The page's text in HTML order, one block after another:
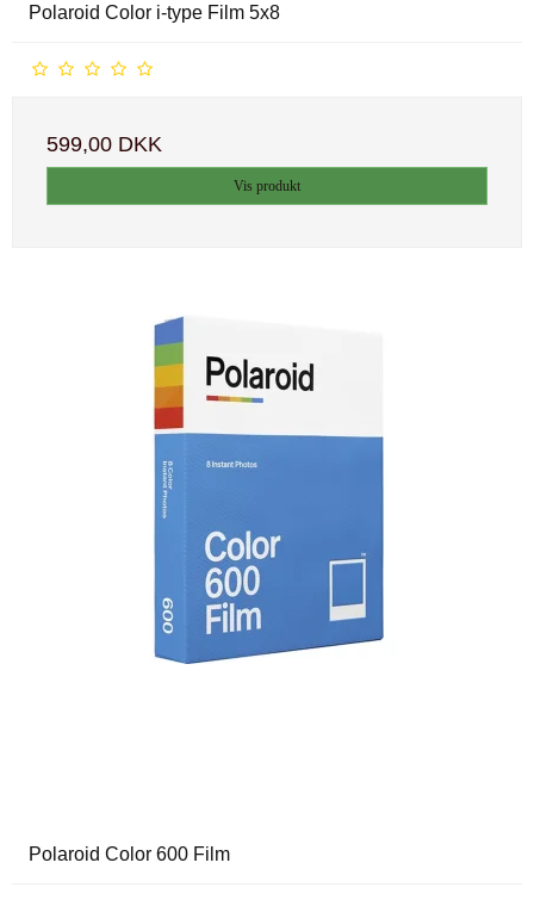
Polaroid Color i-type Film 5x8
599,00 DKK
Vis produkt
Polaroid Color 600 Film